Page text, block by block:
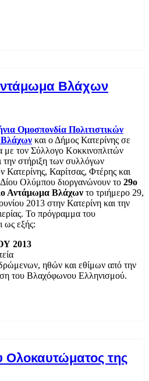
Βλάχων
Ομοσπονδία Πολιτιστικών
και ο Δήμος Κατερίνης σε
με τον Σύλλογο Κοκκινοπλιτών
την στήριξη των συλλόγων
Κατερίνης, Καρίτσας, Φτέρης και
Ολύμπου διοργανώνουν το 29ο
Αντάμωμα Βλάχων το τριήμερο 29,
2013 στην Κατερίνη και την
Το πρόγραμμα του
ως εξής:
2013
ηθών και εθίμων από την
του Βλαχόφωνου Ελληνισμού.
Ολοκαυτώματος της